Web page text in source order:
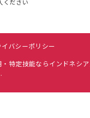
ください
イバシーポリシー
特定技能ならインドネシ